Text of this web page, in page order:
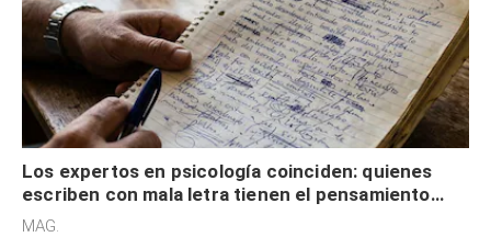
Los expertos en psicología coinciden: quienes
escriben con mala letra tienen el pensamiento
acelerado y no lo hacen por desinterés
MAG.